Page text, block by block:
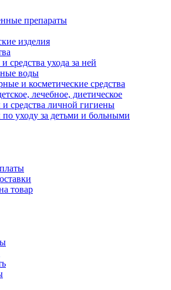
препараты
изделия
ухода за ней
воды
и косметические средства
лечебное, диетическое
средства личной гигиены
уходу за детьми и больными
товар